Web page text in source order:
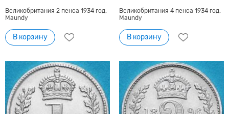
Великобритания 2 пенса 1934 год.
Maundy
В корзину
Великобритания 4 пенса 1934 год.
Maundy
В корзину